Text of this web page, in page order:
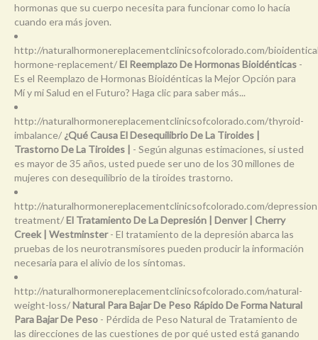
hormonas que su cuerpo necesita para funcionar como lo hacía
cuando era más joven.
http://naturalhormonereplacementclinicsofcolorado.com/
hormone-replacement/El Reemplazo De Hormonas Bioidénticas -
Es el Reemplazo de Hormonas Bioidénticas la Mejor Opción para
Mí y mi Salud en el Futuro? Haga clic para saber más...
http://naturalhormonereplacementclinicsofcolorado.com/thyroid-
imbalance/ ¿Qué Causa El Desequilibrio De La Tiroides |
Trastorno De La Tiroides | - Según algunas estimaciones, si usted
es mayor de 35 años, usted puede ser uno de los 30 millones de
mujeres con desequilibrio de la tiroides trastorno.
http://naturalhormonereplacementclinicsofcolorado.com/
treatment/El Tratamiento De La Depresión | Denver | Cherry
Creek | Westminster- El tratamiento de la depresión abarca las
pruebas de los neurotransmisores pueden producir la información
necesaria para el alivio de los síntomas.
http://naturalhormonereplacementclinicsofcolorado.com/natural-
weight-loss/Natural Para Bajar De Peso Rápido De Forma Natural
Para Bajar De Peso - Pérdida de Peso Natural de Tratamiento de
las direcciones de las cuestiones de por qué usted está ganando